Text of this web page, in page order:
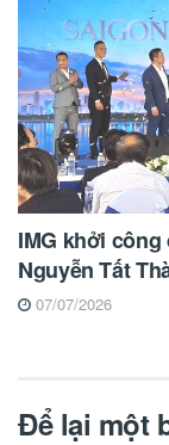
IMG khởi
Nguyễn Tất
07/07/2026
Để lại một